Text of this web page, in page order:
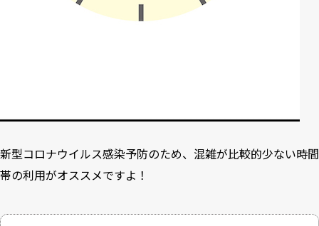
新型コロナウイルス感染予防のため、混雑が比較的少ない時間
帯の利用がオススメですよ！